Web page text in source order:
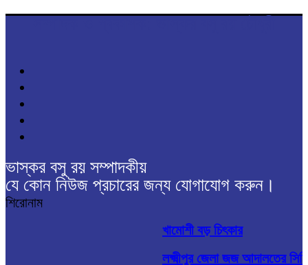
ভাস্কর বসু রয় সম্পাদকীয়
যে কোন নিউজ প্রচারের জন্য যোগাযোগ করুন।
শিরোনাম
খামোশী বড় চিৎকার
লক্ষ্মীপুর জেলা জজ আদালতের